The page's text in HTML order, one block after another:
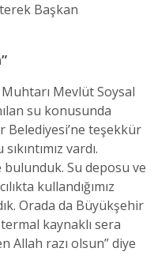
Başkan
Mevlüt Soysal
su konusunda
Belediyesi’ne teşekkür
vardı.
Su deposu ve
kullandığımız
Orada da Büyükşehir
kaynaklı sera
Allah razı olsun” diye